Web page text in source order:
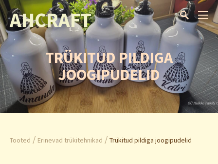
AHCRAFT
TRÜKITUD PILDIGA
JOOGIPUDELID
Tooted / Erinevad trükitehnikad / Trükitud pildiga joogipudelid